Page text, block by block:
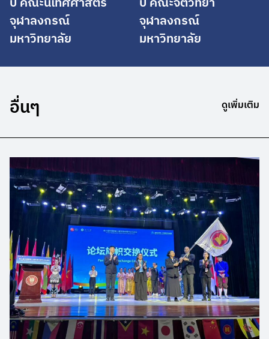
จุฬาลงกรณ์
มหาวิทยาลัย
จุฬาลงกรณ์
มหาวิทยาลัย
อื่นๆ ดูเพิ่มเติม